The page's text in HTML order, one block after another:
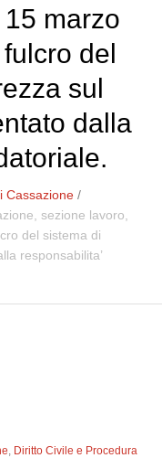
marzo
del
sul
dalla
Cassazione /
sezione lavoro,
del sistema di
responsabilita’
, Diritto Civile e Procedura